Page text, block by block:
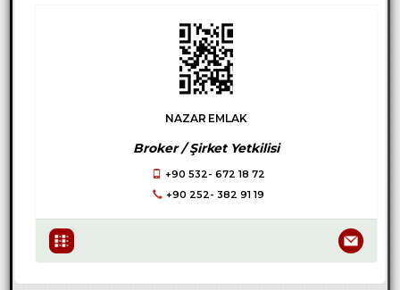
NAZAR EMLAK
Broker / Şirket Yetkilisi
+90 532- 672 18 72
+90 252- 382 91 19